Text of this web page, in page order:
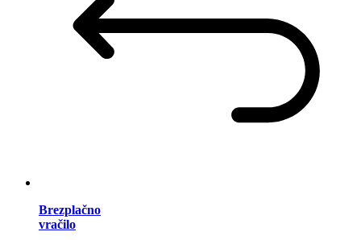
Brezplačno
vračilo